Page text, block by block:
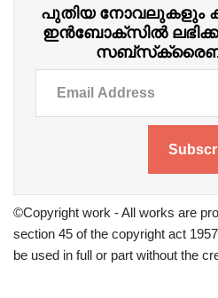
പുതിയ നോവലുകളും
ഇന്‍ബോക്‌സില്‍
സബ്‌സ്‌ക്രൈബ്
©Copyright work - All works are
section 45 of the copyright act
be used in full or part without the